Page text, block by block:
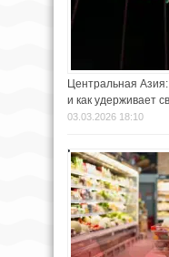
Центральная
и как удерживает
03.03.2026 18:10